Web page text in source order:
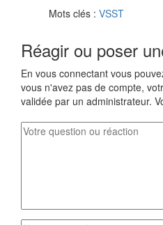
Mots clés : VSST
Réagir ou poser
En vous connectant vous
vous n'avez pas de compte,
validée par un administrateur.